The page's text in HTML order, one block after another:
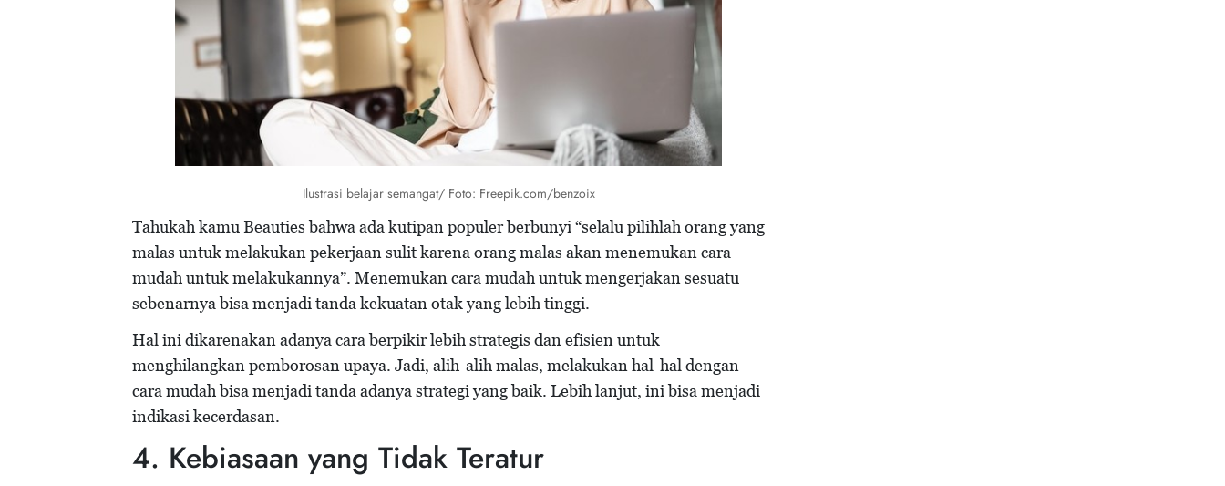
Ilustrasi belajar semangat/ Foto: Freepik.com/benzoix
Tahukah kamu Beauties bahwa ada kutipan populer berbunyi “selalu pilihlah orang yang
malas untuk melakukan pekerjaan sulit karena orang malas akan menemukan cara
mudah untuk melakukannya”. Menemukan cara mudah untuk mengerjakan sesuatu
sebenarnya bisa menjadi tanda kekuatan otak yang lebih tinggi.
Hal ini dikarenakan adanya cara berpikir lebih strategis dan efisien untuk
menghilangkan pemborosan upaya. Jadi, alih-alih malas, melakukan hal-hal dengan
cara mudah bisa menjadi tanda adanya strategi yang baik. Lebih lanjut, ini bisa menjadi
indikasi kecerdasan.
4. Kebiasaan yang Tidak Teratur